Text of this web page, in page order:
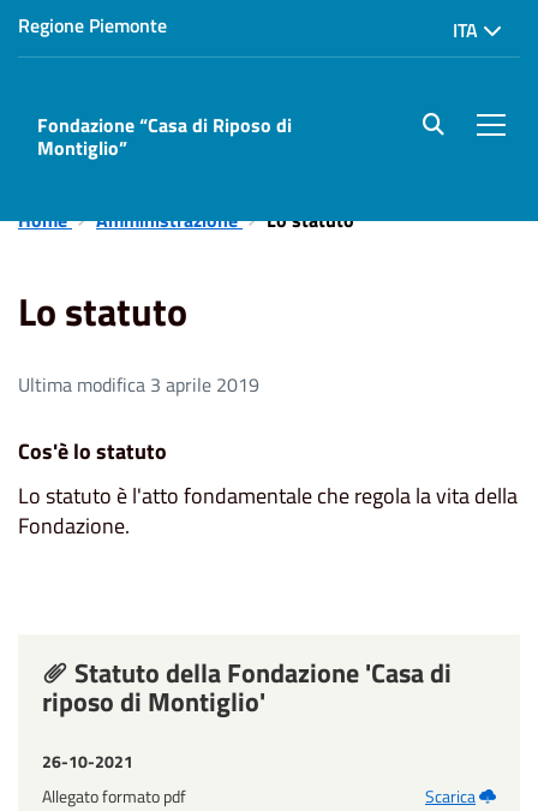
Regione Piemonte ITA
Fondazione “Casa di Riposo di
Montiglio”
site.searc
Home Amministrazione Lo statuto
Lo statuto
Ultima modifica 3 aprile 2019
Cos'è lo statuto
Lo statuto è l'atto fondamentale che regola la vita della
Fondazione.
Statuto della Fondazione 'Casa di
riposo di Montiglio'
26-10-2021
Allegato formato pdf
Scarica